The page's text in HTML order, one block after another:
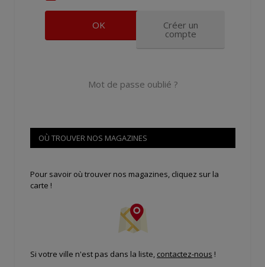
Créer un
compte
Mot de passe oublié ?
OÙ TROUVER NOS MAGAZINES
Pour savoir où trouver nos magazines, cliquez sur la
carte !
Si votre ville n'est pas dans la liste, contactez-nous !